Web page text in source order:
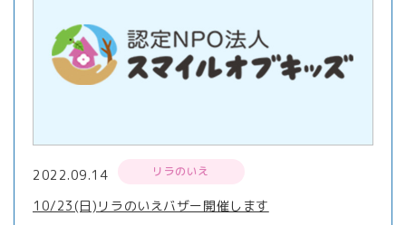
2022.09.14 リラのいえ
10/23(日)リラのいえバザー開催します